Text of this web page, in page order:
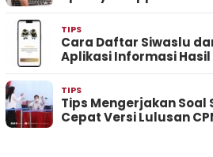
TIPS
Cara Daftar Siwaslu
Aplikasi Informasi
TIPS
Tips Mengerjakan Soal
Cepat Versi Lulusan